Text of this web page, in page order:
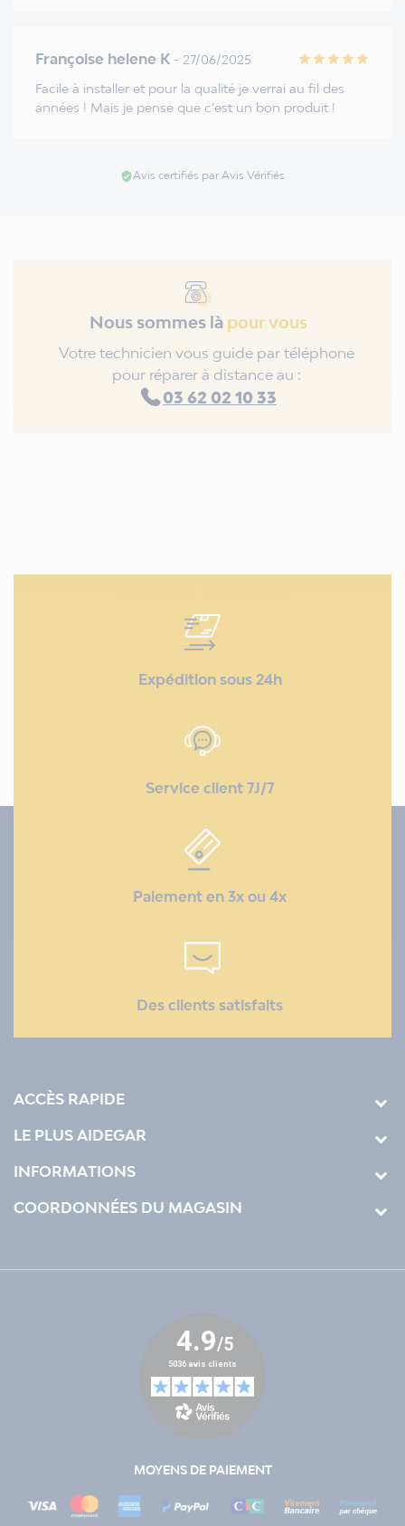
Françoise helene K - 27/06/2025 star star star star star
Facile à installer et pour la qualité je verrai au fil des
années ! Mais je pense que c’est un bon produit !
verified_userAvis certifiés par Avis Vérifiés
Nous sommes là pour vous
Votre technicien vous guide par téléphone
pour réparer à distance au :
03 62 02 10 33
Expédition sous 24h
Service client 7J/7
Paiement en 3x ou 4x
Des clients satisfaits
ACCÈS RAPIDE
LE PLUS AIDEGAR
INFORMATIONS
COORDONNÉES DU MAGASIN
MOYENS DE PAIEMENT